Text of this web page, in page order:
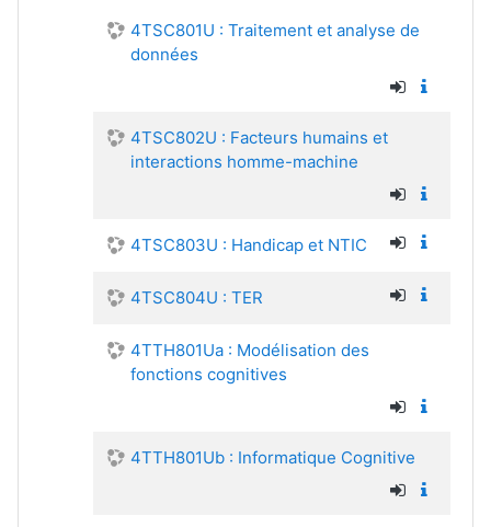
4TSC801U : Traitement et analyse de
données
4TSC802U : Facteurs humains et
interactions homme-machine
4TSC803U : Handicap et NTIC
4TSC804U : TER
4TTH801Ua : Modélisation des
fonctions cognitives
4TTH801Ub : Informatique Cognitive